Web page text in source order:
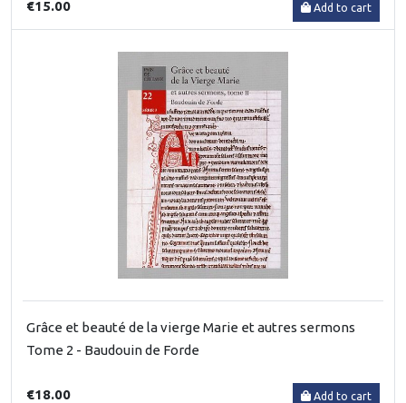
€15.00 Add to cart
Grâce et beauté de la vierge Marie et autres sermons
Tome 2 - Baudouin de Forde
€18.00 Add to cart